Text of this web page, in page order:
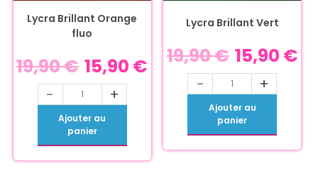
Lycra Brillant Orange
fluo
19,90€ 15,90 €
- +
Ajouter au
panier
Lycra Brillant Vert
19,90€ 15,90 €
- +
Ajouter au
panier